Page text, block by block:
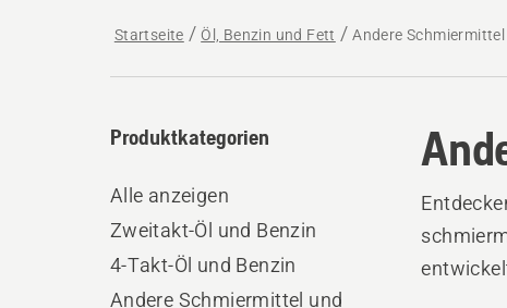
Startseite Öl, Benzin und Fett Andere Schmiermittel
Produktkategorien
Alle anzeigen
Zweitakt-Öl und Benzin
4-Takt-Öl und Benzin
Andere Schmiermittel und